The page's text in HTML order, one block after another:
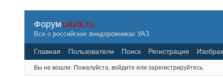
Форум uazik.ru
Все о российских внедорожниках УАЗ
Главная Пользователи Поиск Регистрация
Вы не вошли. Пожалуйста, войдите или зарегистрируйтесь.